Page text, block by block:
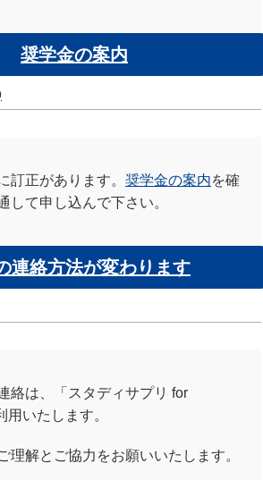
奨学金の案内
訂正があります。 奨学金の案内を確
して申し込んで下さい。
連絡方法が変わります
絡は、「スタディサプリ for
いたします。
理解とご協力をお願いいたします。